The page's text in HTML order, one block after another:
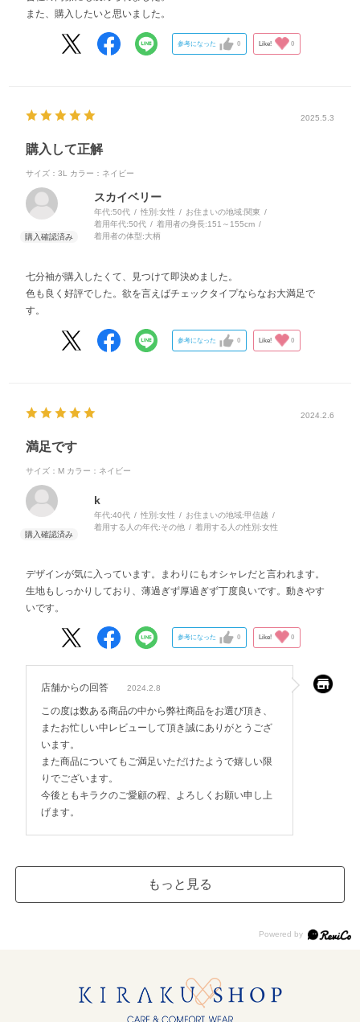
また、購入したいと思いました。
参考になった 0 Like! 0
2025.5.3
購入して正解
サイズ：3L カラー：ネイビー
スカイベリー
年代:50代 性別:女性 お住まいの地域:関東
着用年代:50代 着用者の身長:151～155cm
着用者の体型:大柄
七分袖が購入したくて、見つけて即決めました。
色も良く好評でした。欲を言えばチェックタイプならなお大満足で
す。
参考になった 0 Like! 0
2024.2.6
満足です
サイズ：M カラー：ネイビー
k
年代:40代 性別:女性 お住まいの地域:甲信越
着用する人の年代:その他 着用する人の性別:女性
デザインが気に入っています。まわりにもオシャレだと言われます。
生地もしっかりしており、薄過ぎず厚過ぎず丁度良いです。動きやす
いです。
参考になった 0 Like! 0
店舗からの回答 2024.2.8
この度は数ある商品の中から弊社商品をお選び頂き、
またお忙しい中レビューして頂き誠にありがとうござ
います。
また商品についてもご満足いただけたようで嬉しい限
りでございます。
今後ともキラクのご愛顧の程、よろしくお願い申し上
げます。
もっと見る